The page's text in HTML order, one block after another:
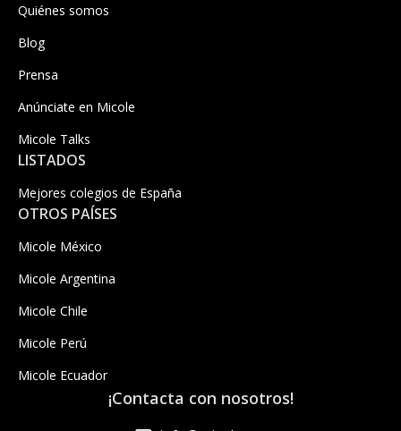
Quiénes somos
Blog
Prensa
Anúnciate en Micole
Micole Talks
LISTADOS
Mejores colegios de España
OTROS PAÍSES
Micole México
Micole Argentina
Micole Chile
Micole Perú
Micole Ecuador
¡Contacta con nosotros!